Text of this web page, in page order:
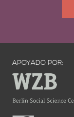
APOYADO POR: